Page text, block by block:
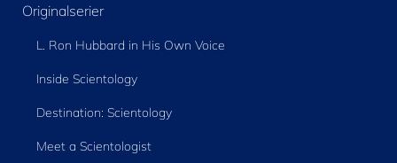
Originalserier
L. Ron Hubbard in His Own Voice
Inside Scientology
Destination: Scientology
Meet a Scientologist